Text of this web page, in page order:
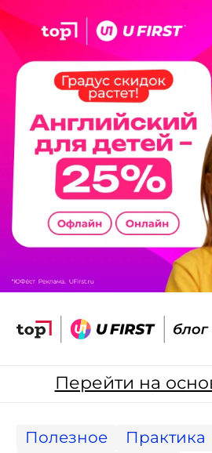
Перейти на
Полезное
Практика